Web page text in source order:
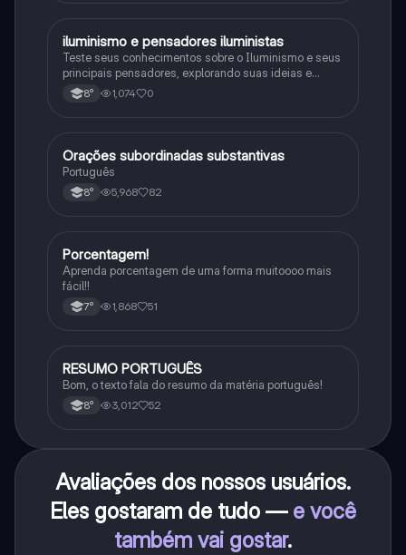
História
iluminismo e pensadores iluministas
Teste seus conhecimentos sobre o Iluminismo e seus
principais pensadores, explorando suas ideias e
impacto histórico.
8° 1,074 0
Português
Orações subordinadas substantivas
Português
8° 5,968 82
Matematica
Porcentagem!
Aprenda porcentagem de uma forma muitoooo mais
fácil!!
7° 1,868 51
Português
RESUMO PORTUGUÊS
Bom, o texto fala do resumo da matéria português!
8° 3,012 52
Avaliações dos nossos usuários.
Eles gostaram de tudo — e você
também vai gostar.